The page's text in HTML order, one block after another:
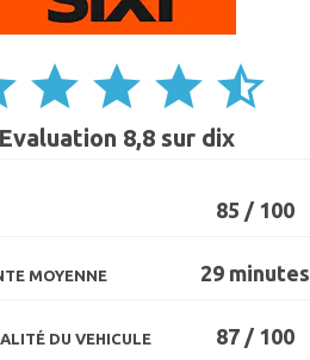
star star star star_half
Evaluation 8,8 sur dix
85 / 100
MOYENNE 29 minutes
DU VEHICULE 87 / 100